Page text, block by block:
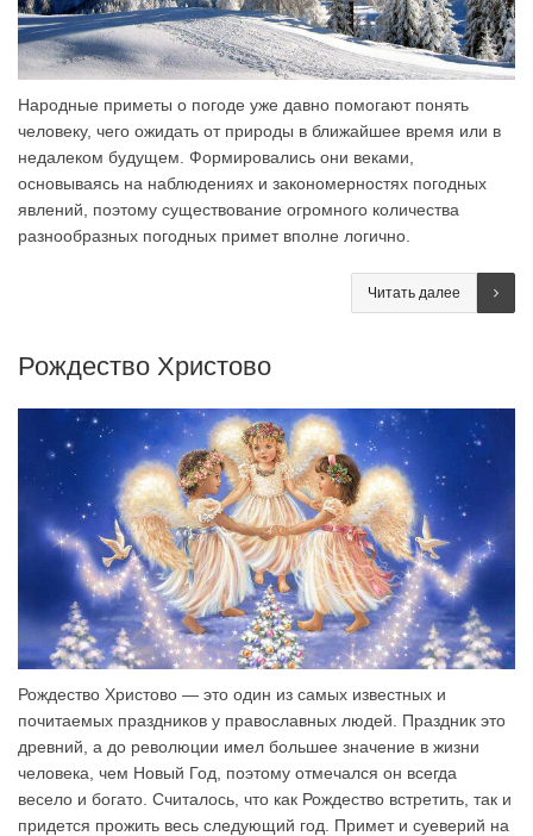
Народные приметы о погоде уже давно помогают понять
человеку, чего ожидать от природы в ближайшее время или в
недалеком будущем. Формировались они веками,
основываясь на наблюдениях и закономерностях погодных
явлений, поэтому существование огромного количества
разнообразных погодных примет вполне логично.
Читать далее
Рождество Христово
Рождество Христово — это один из самых известных и
почитаемых праздников у православных людей. Праздник это
древний, а до революции имел большее значение в жизни
человека, чем Новый Год, поэтому отмечался он всегда
весело и богато. Считалось, что как Рождество встретить, так и
придется прожить весь следующий год. Примет и суеверий на